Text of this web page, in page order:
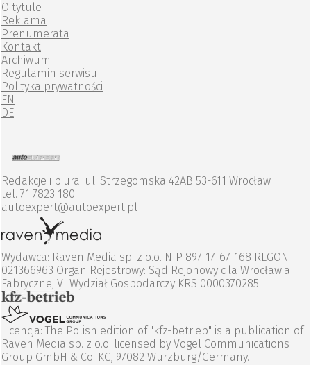
O tytule
Reklama
Prenumerata
Kontakt
Archiwum
Regulamin serwisu
Polityka prywatności
EN
DE
Redakcje i biura: ul. Strzegomska 42AB 53-611 Wrocław
tel. 71 7823 180
autoexpert@autoexpert.pl
Wydawca: Raven Media sp. z o.o. NIP 897-17-67-168 REGON
021366963 Organ Rejestrowy: Sąd Rejonowy dla Wrocławia
Fabrycznej VI Wydział Gospodarczy KRS 0000370285
Licencja: The Polish edition of "kfz-betrieb" is a publication of
Raven Media sp. z o.o. licensed by Vogel Communications
Group GmbH & Co. KG, 97082 Wurzburg/Germany.